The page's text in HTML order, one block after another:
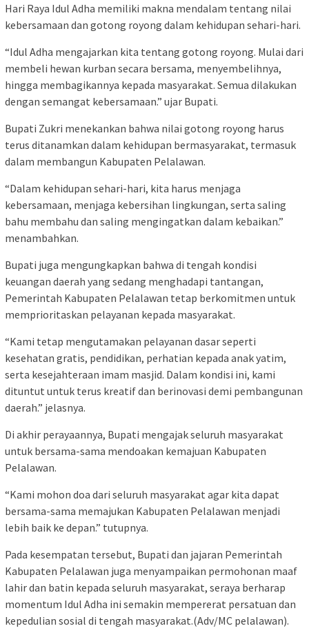
Hari Raya Idul Adha memiliki makna mendalam tentang nilai
kebersamaan dan gotong royong dalam kehidupan sehari-hari.
“Idul Adha mengajarkan kita tentang gotong royong. Mulai dari
membeli hewan kurban secara bersama, menyembelihnya,
hingga membagikannya kepada masyarakat. Semua dilakukan
dengan semangat kebersamaan.” ujar Bupati.
Bupati Zukri menekankan bahwa nilai gotong royong harus
terus ditanamkan dalam kehidupan bermasyarakat, termasuk
dalam membangun Kabupaten Pelalawan.
“Dalam kehidupan sehari-hari, kita harus menjaga
kebersamaan, menjaga kebersihan lingkungan, serta saling
bahu membahu dan saling mengingatkan dalam kebaikan.”
menambahkan.
Bupati juga mengungkapkan bahwa di tengah kondisi
keuangan daerah yang sedang menghadapi tantangan,
Pemerintah Kabupaten Pelalawan tetap berkomitmen untuk
memprioritaskan pelayanan kepada masyarakat.
“Kami tetap mengutamakan pelayanan dasar seperti
kesehatan gratis, pendidikan, perhatian kepada anak yatim,
serta kesejahteraan imam masjid. Dalam kondisi ini, kami
dituntut untuk terus kreatif dan berinovasi demi pembangunan
daerah.” jelasnya.
Di akhir perayaannya, Bupati mengajak seluruh masyarakat
untuk bersama-sama mendoakan kemajuan Kabupaten
Pelalawan.
“Kami mohon doa dari seluruh masyarakat agar kita dapat
bersama-sama memajukan Kabupaten Pelalawan menjadi
lebih baik ke depan.” tutupnya.
Pada kesempatan tersebut, Bupati dan jajaran Pemerintah
Kabupaten Pelalawan juga menyampaikan permohonan maaf
lahir dan batin kepada seluruh masyarakat, seraya berharap
momentum Idul Adha ini semakin mempererat persatuan dan
kepedulian sosial di tengah masyarakat.(Adv/MC pelalawan).